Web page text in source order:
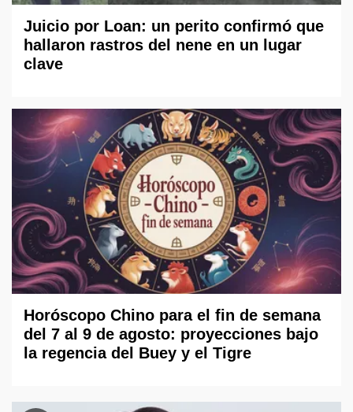
Juicio por Loan: un perito confirmó que
hallaron rastros del nene en un lugar
clave
Horóscopo Chino para el fin de semana
del 7 al 9 de agosto: proyecciones bajo
la regencia del Buey y el Tigre